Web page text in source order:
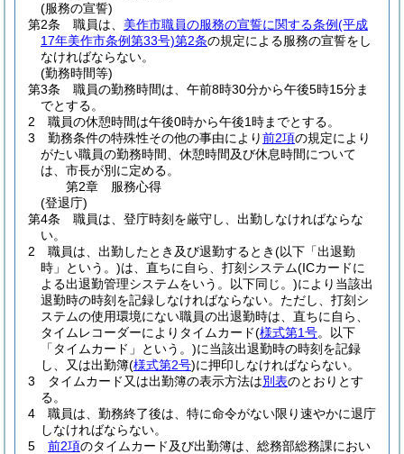
(服務の宣誓)
第2条
職員は、 美作市職員の服務の宣誓に関する条例(平成
17年美作市条例第33号)第2条の規定による服務の宣誓をし
なければならない。
(勤務時間等)
第3条
職員の勤務時間は、午前8時30分から午後5時15分ま
でとする。
2
職員の休憩時間は午後0時から午後1時までとする。
3
勤務条件の特殊性その他の事由により前2項の規定により
がたい職員の勤務時間、休憩時間及び休息時間について
は、市長が別に定める。
第2章
服務心得
(登退庁)
第4条
職員は、登庁時刻を厳守し、出勤しなければならな
い。
2
職員は、出勤したとき及び退勤するとき(以下「出退勤
時」という。)は、直ちに自ら、打刻システム(ICカードに
よる出退勤管理システムをいう。以下同じ。)により当該出
退勤時の時刻を記録しなければならない。 ただし、打刻シ
ステムの使用環境にない職員の出退勤時は、直ちに自ら、
タイムレコーダーによりタイムカード(様式第1号。以下
「タイムカード」という。)に当該出退勤時の時刻を記録
し、又は出勤簿(様式第2号)に押印しなければならない。
3
タイムカード又は出勤簿の表示方法は別表のとおりとす
る。
4
職員は、勤務終了後は、特に命令がない限り速やかに退庁
しなければならない。
5
前2項のタイムカード及び出勤簿は、総務部総務課におい